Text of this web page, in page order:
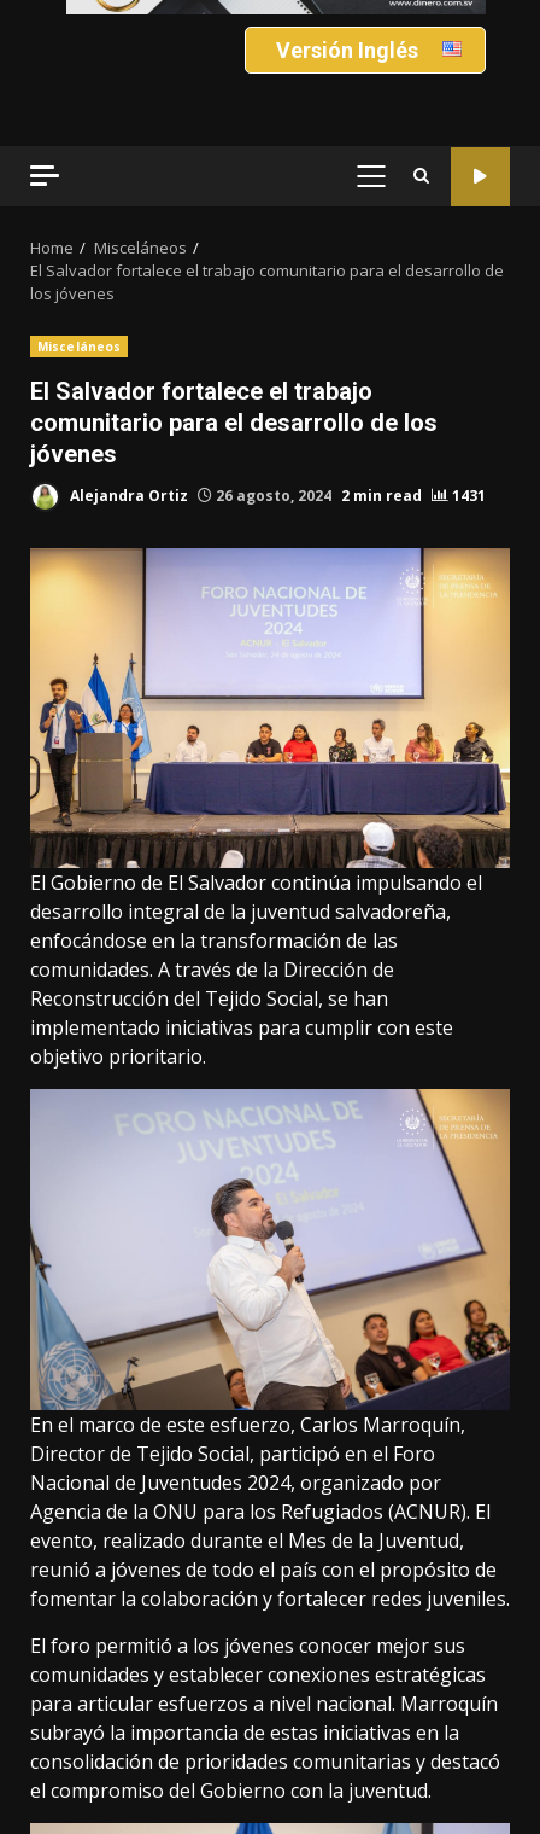
Versión Inglés
PRIMARY
Home
Misceláneos
El Salvador fortalece el trabajo comunitario para el desarrollo de
los jóvenes
Misceláneos
El Salvador fortalece el trabajo
comunitario para el desarrollo de los
jóvenes
Alejandra Ortiz 26 agosto, 2024 2 min read 1431
El Gobierno de El Salvador continúa impulsando el
desarrollo integral de la juventud salvadoreña,
enfocándose en la transformación de las
comunidades. A través de la Dirección de
Reconstrucción del Tejido Social, se han
implementado iniciativas para cumplir con este
objetivo prioritario.
En el marco de este esfuerzo, Carlos Marroquín,
Director de Tejido Social, participó en el Foro
Nacional de Juventudes 2024, organizado por
Agencia de la ONU para los Refugiados (ACNUR). El
evento, realizado durante el Mes de la Juventud,
reunió a jóvenes de todo el país con el propósito de
fomentar la colaboración y fortalecer redes juveniles.
El foro permitió a los jóvenes conocer mejor sus
comunidades y establecer conexiones estratégicas
para articular esfuerzos a nivel nacional. Marroquín
subrayó la importancia de estas iniciativas en la
consolidación de prioridades comunitarias y destacó
el compromiso del Gobierno con la juventud.